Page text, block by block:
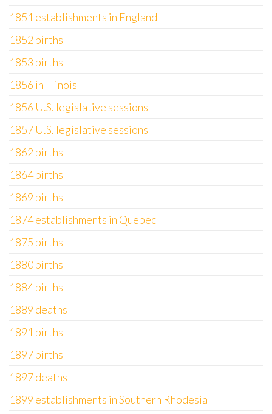
1851 establishments in England
1852 births
1853 births
1856 in Illinois
1856 U.S. legislative sessions
1857 U.S. legislative sessions
1862 births
1864 births
1869 births
1874 establishments in Quebec
1875 births
1880 births
1884 births
1889 deaths
1891 births
1897 births
1897 deaths
1899 establishments in Southern Rhodesia